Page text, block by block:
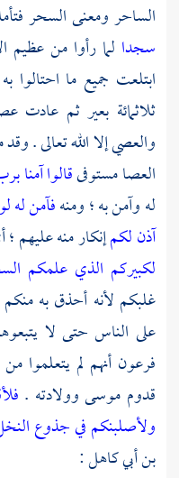
الساحر ومعنى السحر
سجدا لما رأوا من عظيم
ابتلعت جميع ما
ثلاثمائة بعير ثم عادت
والعصي إلا الله تعالى .
العصا مستوفىقالوا
له وآمن به ؛ ومنهفآمن له
آذن لكمإنكار منه عليهم
لكبيركم الذي علمكم
غلبكم لأنه أحذق به منكم
على الناس حتى لا
فرعونأنهم لم يتعلموا
قدوم موسىوولادته .
ولأصلبنكم في جذوع
بن أبي كاهل: